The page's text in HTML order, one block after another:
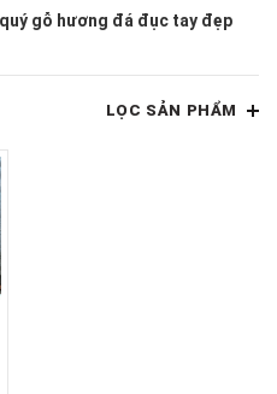
gỗ hương đá đục tay đẹp
LỌC SẢN PHẨM